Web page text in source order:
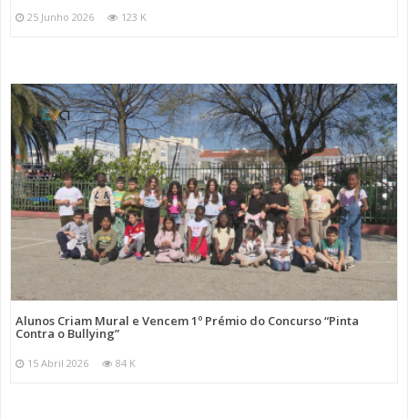
25 Junho 2026 123 K
Alunos Criam Mural e Vencem 1º Prémio do Concurso “Pinta
Contra o Bullying”
15 Abril 2026 84 K